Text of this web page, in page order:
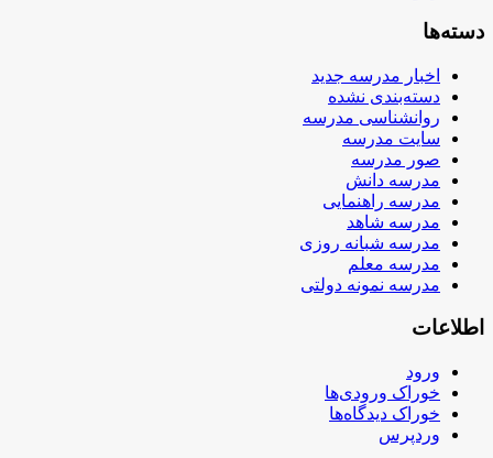
دسته‌ها
اخبار مدرسه جدید
دسته‌بندی نشده
روانشناسی مدرسه
سایت مدرسه
صور مدرسه
مدرسه دانش
مدرسه راهنمایی
مدرسه شاهد
مدرسه شبانه روزی
مدرسه معلم
مدرسه نمونه دولتی
اطلاعات
ورود
خوراک ورودی‌ها
خوراک دیدگاه‌ها
وردپرس